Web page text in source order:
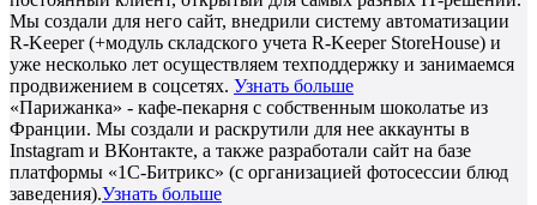
Мы создали для него сайт, внедрили систему автоматизации
R-Keeper (+модуль складского учета R-Keeper StoreHouse) и
уже несколько лет осуществляем техподдержку и занимаемся
продвижением в соцсетях. Узнать больше
«Парижанка» - кафе-пекарня с собственным шоколатье из
Франции. Мы создали и раскрутили для нее аккаунты в
Instagram и ВКонтакте, а также разработали сайт на базе
платформы «1С-Битрикс» (с организацией фотосессии блюд
заведения).Узнать больше